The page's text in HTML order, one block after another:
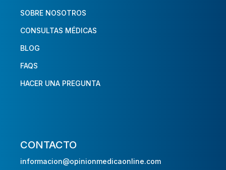
SOBRE NOSOTROS
CONSULTAS MÉDICAS
BLOG
FAQS
HACER UNA PREGUNTA
CONTACTO
informacion@opinionmedicaonline.com